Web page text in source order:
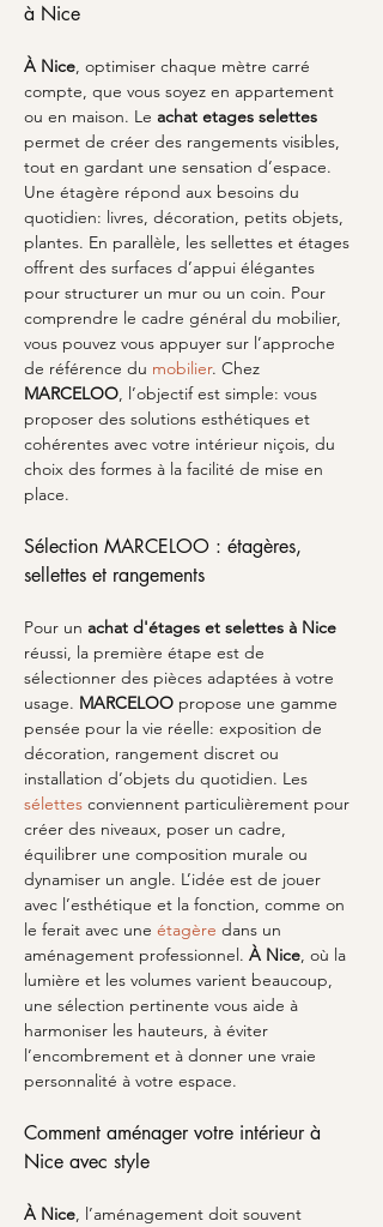
à Nice
À Nice, optimiser chaque mètre carré
compte, que vous soyez en appartement
ou en maison. Le achat etages selettes
permet de créer des rangements visibles,
tout en gardant une sensation d’espace.
Une étagère répond aux besoins du
quotidien: livres, décoration, petits objets,
plantes. En parallèle, les sellettes et étages
offrent des surfaces d’appui élégantes
pour structurer un mur ou un coin. Pour
comprendre le cadre général du mobilier,
vous pouvez vous appuyer sur l’approche
de référence du mobilier. Chez
MARCELOO, l’objectif est simple: vous
proposer des solutions esthétiques et
cohérentes avec votre intérieur niçois, du
choix des formes à la facilité de mise en
place.
Sélection MARCELOO : étagères,
sellettes et rangements
Pour un achat d'étages et selettes à Nice
réussi, la première étape est de
sélectionner des pièces adaptées à votre
usage. MARCELOO propose une gamme
pensée pour la vie réelle: exposition de
décoration, rangement discret ou
installation d’objets du quotidien. Les
sélettes conviennent particulièrement pour
créer des niveaux, poser un cadre,
équilibrer une composition murale ou
dynamiser un angle. L’idée est de jouer
avec l’esthétique et la fonction, comme on
le ferait avec une étagère dans un
aménagement professionnel. À Nice, où la
lumière et les volumes varient beaucoup,
une sélection pertinente vous aide à
harmoniser les hauteurs, à éviter
l’encombrement et à donner une vraie
personnalité à votre espace.
Comment aménager votre intérieur à
Nice avec style
À Nice, l’aménagement doit souvent